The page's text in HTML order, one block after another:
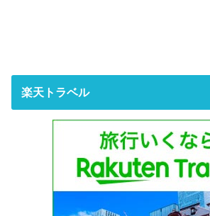
楽天トラベル